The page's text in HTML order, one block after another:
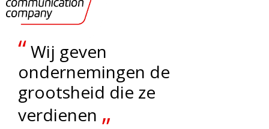
“Wij geven
ondernemingen de
grootsheid die ze
verdienen „